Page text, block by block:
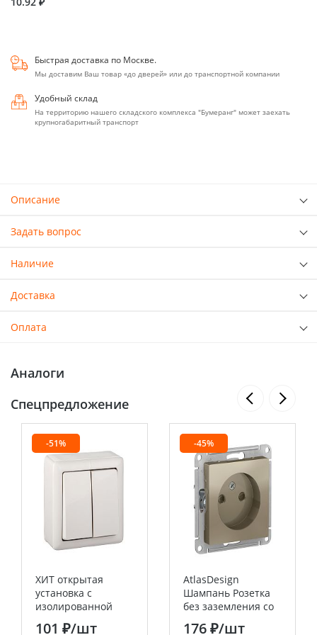
Быстрая доставка по Москве.
Мы доставим Ваш товар «до дверей» или до транспортной компании
Удобный склад
На территорию нашего складского комплекса "Бумеранг" может заехать
крупногабаритный транспорт
Описание
Задать вопрос
Наличие
Доставка
Оплата
Аналоги
Спецпредложение
-51%
ХИТ открытая
установка с
изолированной
платиной Белый
101 ₽/шт
-45%
AtlasDesign
Шампань Розетка
без заземления со
шторками 16А
176 ₽/шт